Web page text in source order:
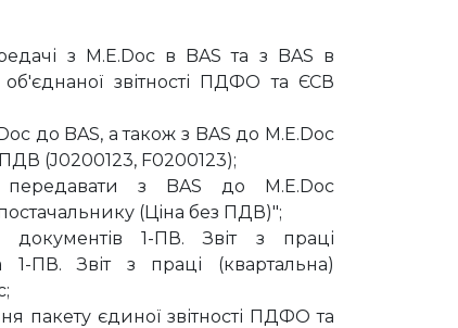
з M.E.Doc в BAS та з BAS в
об'єднаної звітності ПДФО та ЄСВ
до BAS, а також з BAS до M.E.Doc
(J0200123, F0200123);
передавати з BAS до M.E.Doc
(Ціна без ПДВ)";
документів 1-ПВ. Звіт з праці
1-ПВ. Звіт з праці (квартальна)
пакету єдиної звітності ПДФО та